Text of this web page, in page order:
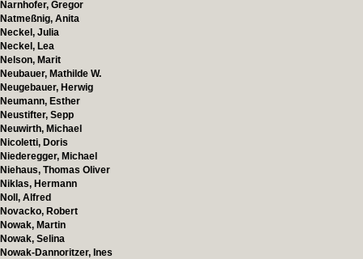
Narnhofer, Gregor
Natmeßnig, Anita
Neckel, Julia
Neckel, Lea
Nelson, Marit
Neubauer, Mathilde W.
Neugebauer, Herwig
Neumann, Esther
Neustifter, Sepp
Neuwirth, Michael
Nicoletti, Doris
Niederegger, Michael
Niehaus, Thomas Oliver
Niklas, Hermann
Noll, Alfred
Novacko, Robert
Nowak, Martin
Nowak, Selina
Nowak-Dannoritzer, Ines